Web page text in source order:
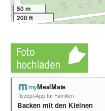
50 m
200 ft
myMealMate
Rezept-App für Familien
Backen mit den Kleinen